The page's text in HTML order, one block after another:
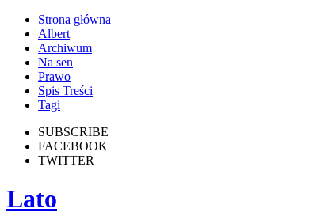
Strona główna
Albert
Archiwum
Na sen
Prawo
Spis Treści
Tagi
SUBSCRIBE
FACEBOOK
TWITTER
Lato